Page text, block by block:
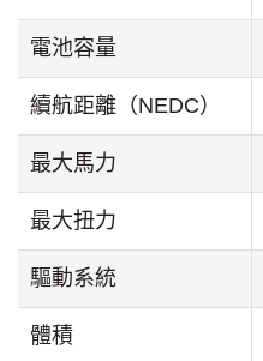
電池容量
續航距離（NEDC）
最大馬力
最大扭力
驅動系統
體積